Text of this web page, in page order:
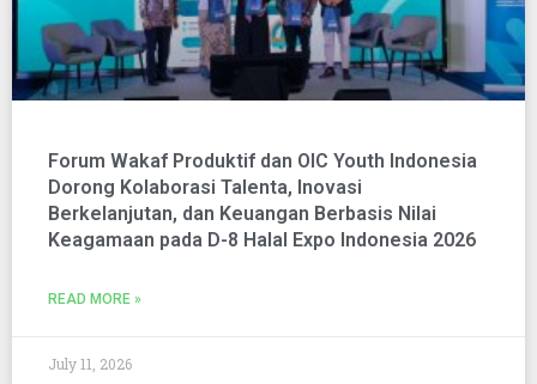
Forum Wakaf Produktif dan OIC Youth Indonesia
Dorong Kolaborasi Talenta, Inovasi
Berkelanjutan, dan Keuangan Berbasis Nilai
Keagamaan pada D-8 Halal Expo Indonesia 2026
READ MORE »
July 11, 2026